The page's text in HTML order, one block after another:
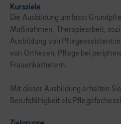
Kursziele
Die Ausbildung umfasst
Maßnahmen, Therapiearbeit,
Ausbildung von
von Orthesen, Pflege bei
Frauenkathetern.
Mit dieser Ausbildung erhalten
Berufsfähigkeit als